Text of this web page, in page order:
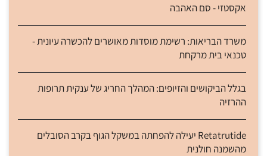
אקסטזי - סם האהבה
משרד הבריאות: רשימת מוסדות מאושרים להכשרה עיונית -
טכנאי בית מרקחת
בגלל הביקושים והזיופים: המהלך החריג של ענקית תרופות
ההרזיה
Retatrutide יעילה להפחתה במשקל הגוף בקרב הסובלים
מהשמנה חולנית